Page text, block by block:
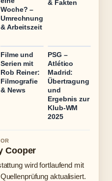
Woche? –
Umrechnung
& Arbeitszeit
& Fakten
Filme und
Serien mit
Rob Reiner:
Filmografie
& News
PSG –
Atlético
Madrid:
Übertragung
und
Ergebnis zur
Klub-WM
2025
Cooper
wird fortlaufend mit
aktualisiert.